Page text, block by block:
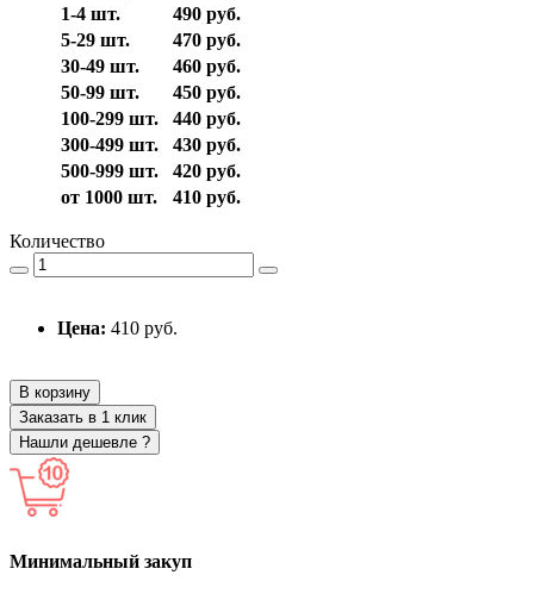
1-4 шт.
490 руб.
5-29 шт.
470 руб.
30-49 шт.
460 руб.
50-99 шт.
450 руб.
100-299 шт.
440 руб.
300-499 шт.
430 руб.
500-999 шт.
420 руб.
от 1000 шт.
410 руб.
Количество
Цена: 410 руб.
В корзину
Заказать в 1 клик
Нашли дешевле ?
Минимальный закуп